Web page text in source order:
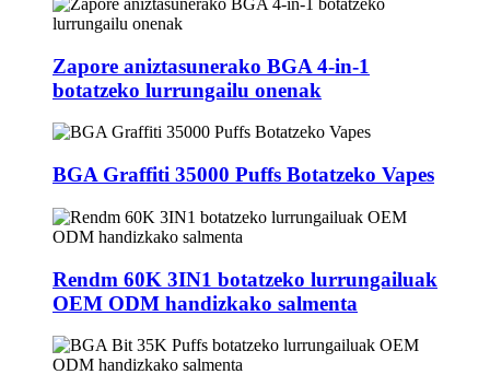
Zapore aniztasunerako BGA 4-in-1
botatzeko lurrungailu onenak
BGA Graffiti 35000 Puffs Botatzeko Vapes
Rendm 60K 3IN1 botatzeko lurrungailuak
OEM ODM handizkako salmenta